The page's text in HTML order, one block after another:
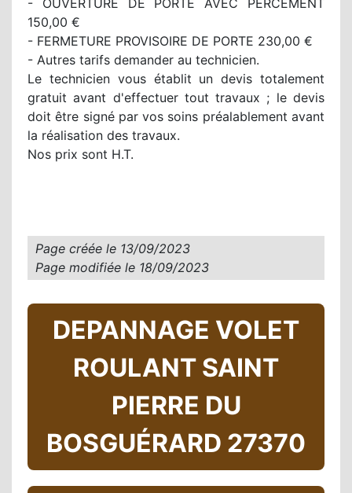
- OUVERTURE DE PORTE AVEC PERCEMENT
150,00 €
- FERMETURE PROVISOIRE DE PORTE 230,00 €
- Autres tarifs demander au technicien.
Le technicien vous établit un devis totalement
gratuit avant d'effectuer tout travaux ; le devis
doit être signé par vos soins préalablement avant
la réalisation des travaux.
Nos prix sont H.T.
Page créée le 13/09/2023
Page modifiée le 18/09/2023
DEPANNAGE VOLET
ROULANT SAINT
PIERRE DU
BOSGUÉRARD 27370